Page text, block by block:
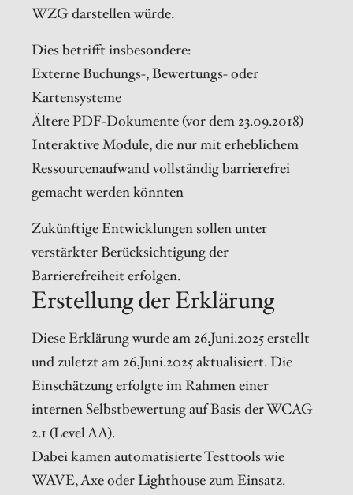
WZG darstellen würde.
Dies betrifft insbesondere:
Externe Buchungs-, Bewertungs- oder
Kartensysteme
Ältere PDF-Dokumente (vor dem 23.09.2018)
Interaktive Module, die nur mit erheblichem
Ressourcenaufwand vollständig barrierefrei
gemacht werden könnten
Zukünftige Entwicklungen sollen unter
verstärkter Berücksichtigung der
Barrierefreiheit erfolgen.
Erstellung der Erklärung
Diese Erklärung wurde am 26.Juni.2025 erstellt
und zuletzt am 26.Juni.2025 aktualisiert. Die
Einschätzung erfolgte im Rahmen einer
internen Selbstbewertung auf Basis der WCAG
2.1 (Level AA).
Dabei kamen automatisierte Testtools wie
WAVE, Axe oder Lighthouse zum Einsatz.